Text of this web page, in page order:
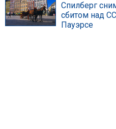
Спилберг
сбитом над
Пауэрсе